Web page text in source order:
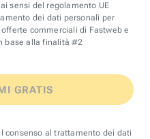
ai sensi del regolamento UE
dei dati personali per
commerciali di Fastweb e
base alla finalità #2
GRATIS
consenso al trattamento dei dati